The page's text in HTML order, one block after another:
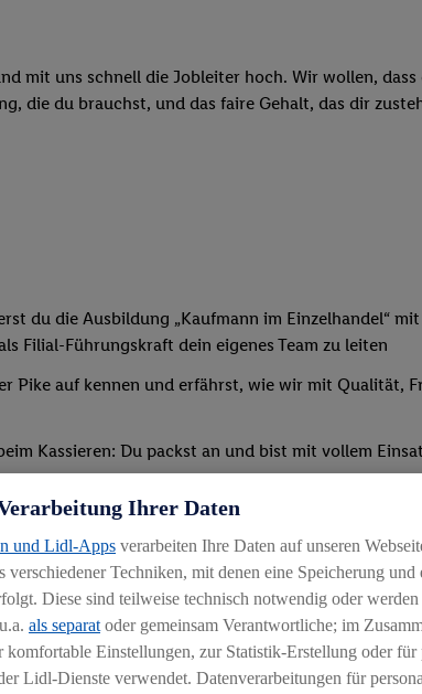
uns schnell die Jobleiter hoch. Wir wollen, dass
die du brauchst, und das faire Gehalt, das dir
du die Ausbildung „Kaufmann im Einzelhandel“
Filial-Führungskraft dein eigenes Team zu leiten
Pike auf kennen und erfährst, wie wir mit Qualität,
Kassieren: Du packst an und bist mit vollem
deine erste eigene Schicht übernehmen kannst
Schulungen und Seminaren teil – außerdem
statt (etwaige Reise-/
Ihrer Daten
und Lidl-Apps verarbeiten Ihre Daten auf unseren
verschiedener Techniken, mit denen eine Speicherung
Diese sind teilweise technisch notwendig oder
als separat oder gemeinsam Verantwortliche; im
komfortable Einstellungen, zur Statistik-Erstellung oder für
Lidl-Dienste verwendet. Datenverarbeitungen für